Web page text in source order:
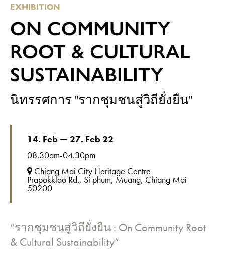
EXHIBITION
ON COMMUNITY
ROOT & CULTURAL
SUSTAINABILITY
นิทรรศการ "รากชุมชนสู่วิถียั่งยืน"
14. Feb — 27. Feb 22
08.30am-04.30pm
Chiang Mai City Heritage Centre
Prapokklao Rd., Si phum, Muang, Chiang Mai
50200
“รากชุมชนสู่วิถียั่งยืน : On Community Root
& Cultural Sustainability”